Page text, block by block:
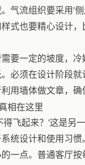
气流组织要采用‘侧
式也要精心设计
要一定的坡度，
必须在设计阶段
用墙体做文章，确
相在这里
飞起来？’这是
统设计和使用习惯
一点。普通客厅